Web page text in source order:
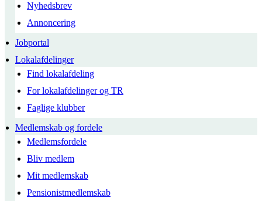
Nyhedsbrev
Annoncering
Jobportal
Lokalafdelinger
Find lokalafdeling
For lokalafdelinger og TR
Faglige klubber
Medlemskab og fordele
Medlemsfordele
Bliv medlem
Mit medlemskab
Pensionistmedlemskab